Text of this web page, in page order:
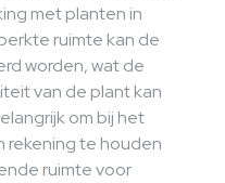
met planten in
ruimte kan de
worden, wat de
van de plant kan
om bij het
rekening te houden
ruimte voor